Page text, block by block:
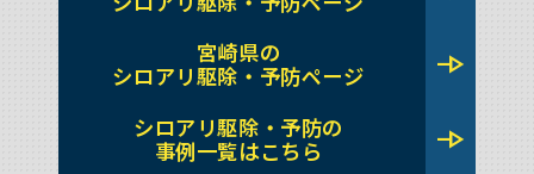
宮崎県の
シロアリ駆除・予防ページ
line_end_arrow
シロアリ駆除・予防の
事例一覧はこちら
line_end_arrow